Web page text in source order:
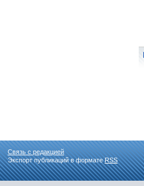
Связь с редакцией
Экспорт публикаций в форматеRSS